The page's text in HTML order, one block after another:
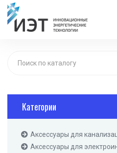
Категории
Аксессуары для
Аксессуары для